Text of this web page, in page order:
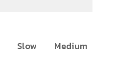
Slow Medium